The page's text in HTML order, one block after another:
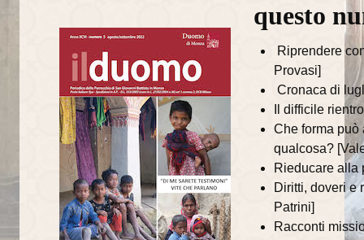
Consiglio Pastorale Parrocchiale
Commissioni del Consiglio Pastorale
Informazioni utili
Orari delle SS.Messe
Orari del Museo e Tesoro
Recapiti della Parrocchia
questo
Riprendere
Provasi]
Cronaca di
Il difficile
Che forma può
qualcosa?
Rieducare alla
Diritti, doveri e
Patrini]
Racconti